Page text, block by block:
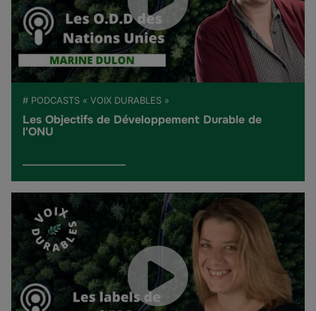
# PODCASTS « VOIX DURABLES »
Les Objectifs de Développement Durable de
l'ONU